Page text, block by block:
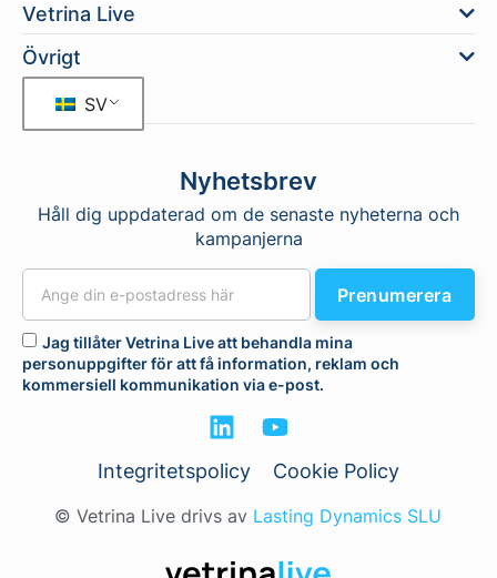
Vetrina Live
Övrigt
SV
Nyhetsbrev
Håll dig uppdaterad om de senaste nyheterna och
kampanjerna
Jag tillåter Vetrina Live att behandla mina
personuppgifter för att få information, reklam och
kommersiell kommunikation via e-post.
Prenumerera
Integritetspolicy Cookie Policy
© Vetrina Live drivs av Lasting Dynamics SLU